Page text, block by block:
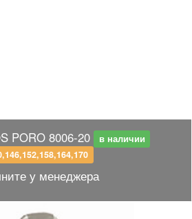
PORO 8006-20
в наличии
у менеджера